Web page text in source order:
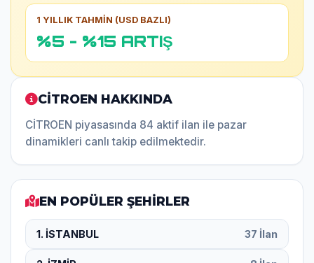
1 YILLIK TAHMİN (USD BAZLI)
%5 - %15 ARTIŞ
CİTROEN HAKKINDA
CİTROEN piyasasında 84 aktif ilan ile pazar
dinamikleri canlı takip edilmektedir.
EN POPÜLER ŞEHİRLER
1. İSTANBUL 37 İlan